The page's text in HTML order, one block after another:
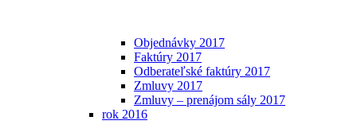
Objednávky 2017
Faktúry 2017
Odberateľské faktúry 2017
Zmluvy 2017
Zmluvy – prenájom sály 2017
rok 2016